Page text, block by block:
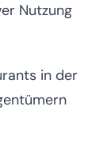
Nutzung
in der